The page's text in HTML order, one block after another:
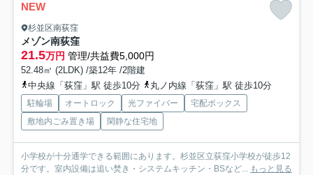
NEW
杉並区南荻窪
メゾン南荻窪
21.5万円 管理/共益費5,000円
52.48㎡ (2LDK) /築12年 /2階建
中央線「荻窪」駅 徒歩10分
丸ノ内線「荻窪」駅 徒歩10分
駐輪場 オートロック 光ファイバー
宅配ボックス
敷地内ごみ置き場
閑静な住宅地
小学校が十分通学できる範囲にあります。杉並区立荻窪小学校が徒歩12
分です。室内設備は追い焚き・システムキッチン・BSなど... もっと見る